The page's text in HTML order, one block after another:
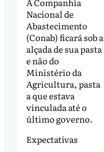
Nacional de
Abastecimento
(Conab) ficará sob a
alçada de sua pasta
e não do
Ministério da
Agricultura, pasta
a que estava
vinculada até o
último governo.
Expectativas